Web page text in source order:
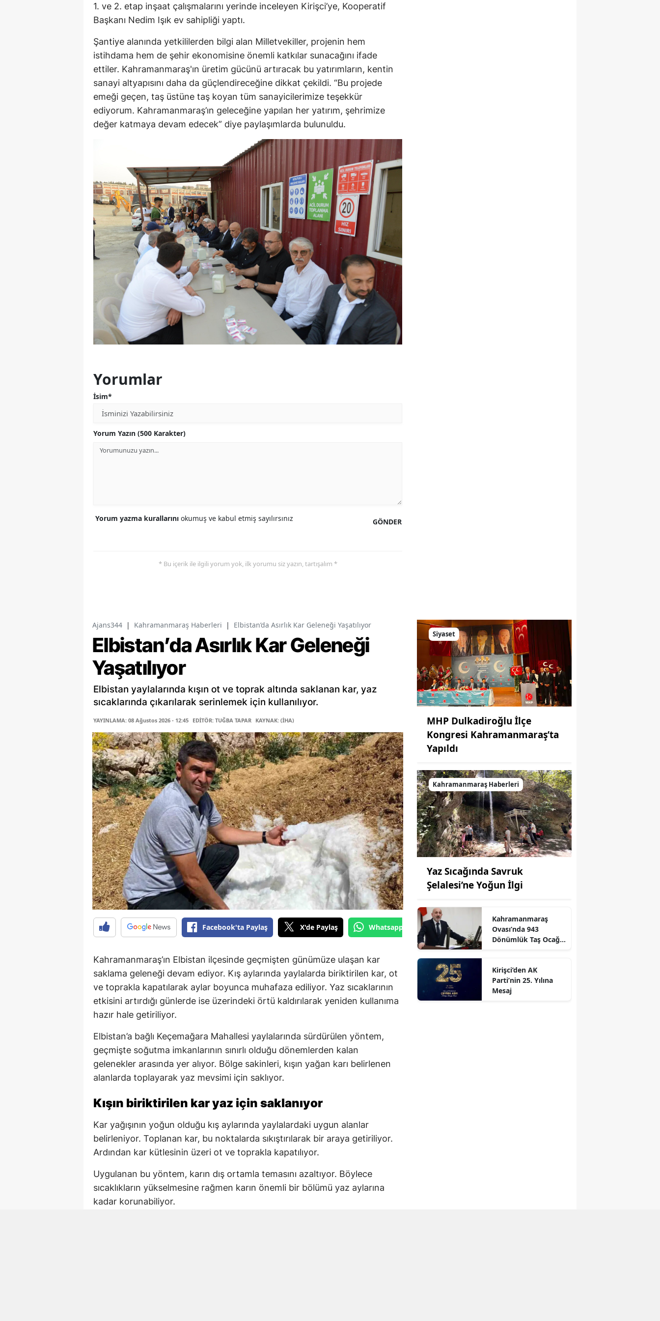
1. ve 2. etap inşaat çalışmalarını yerinde inceleyen Kirişci’ye, Kooperatif
Başkanı Nedim Işık ev sahipliği yaptı.
Şantiye alanında yetkililerden bilgi alan Milletvekiller, projenin hem
istihdama hem de şehir ekonomisine önemli katkılar sunacağını ifade
ettiler. Kahramanmaraş'ın üretim gücünü artıracak bu yatırımların, kentin
sanayi altyapısını daha da güçlendireceğine dikkat çekildi. “Bu projede
emeği geçen, taş üstüne taş koyan tüm sanayicilerimize teşekkür
ediyorum. Kahramanmaraş’ın geleceğine yapılan her yatırım, şehrimize
değer katmaya devam edecek” diye paylaşımlarda bulunuldu.
Yorumlar
İsim*
Yorum Yazın (500 Karakter)
GÖNDER
Yorum yazma kurallarını okumuş ve kabul etmiş sayılırsınız
* Bu içerik ile ilgili yorum yok, ilk yorumu siz yazın, tartışalım *
Ajans344 | Kahramanmaraş Haberleri | Elbistan’da Asırlık Kar Geleneği Yaşatılıyor
Elbistan’da Asırlık Kar Geleneği
Yaşatılıyor
Elbistan yaylalarında kışın ot ve toprak altında saklanan kar, yaz
sıcaklarında çıkarılarak serinlemek için kullanılıyor.
YAYINLAMA: 08 Ağustos 2026 - 12:45 EDİTÖR: TUĞBA TAPAR KAYNAK: (İHA)
Facebook'ta Paylaş X'de Paylaş Whatsapp'tan Gönder
Kahramanmaraş’ın Elbistan ilçesinde geçmişten günümüze ulaşan kar
saklama geleneği devam ediyor. Kış aylarında yaylalarda biriktirilen kar, ot
ve toprakla kapatılarak aylar boyunca muhafaza ediliyor. Yaz sıcaklarının
etkisini artırdığı günlerde ise üzerindeki örtü kaldırılarak yeniden kullanıma
hazır hale getiriliyor.
Elbistan’a bağlı Keçemağara Mahallesi yaylalarında sürdürülen yöntem,
geçmişte soğutma imkanlarının sınırlı olduğu dönemlerden kalan
gelenekler arasında yer alıyor. Bölge sakinleri, kışın yağan karı belirlenen
alanlarda toplayarak yaz mevsimi için saklıyor.
Kışın biriktirilen kar yaz için saklanıyor
Kar yağışının yoğun olduğu kış aylarında yaylalardaki uygun alanlar
belirleniyor. Toplanan kar, bu noktalarda sıkıştırılarak bir araya getiriliyor.
Ardından kar kütlesinin üzeri ot ve toprakla kapatılıyor.
Uygulanan bu yöntem, karın dış ortamla temasını azaltıyor. Böylece
sıcaklıkların yükselmesine rağmen karın önemli bir bölümü yaz aylarına
kadar korunabiliyor.
Siyaset
MHP Dulkadiroğlu İlçe
Kongresi Kahramanmaraş’ta
Yapıldı
Kahramanmaraş Haberleri
Yaz Sıcağında Savruk
Şelalesi’ne Yoğun İlgi
Kahramanmaraş
Ovası’nda 943
Dönümlük Taş Ocağı
Kirişci’den AK
Parti’nin 25. Yılına
Mesaj